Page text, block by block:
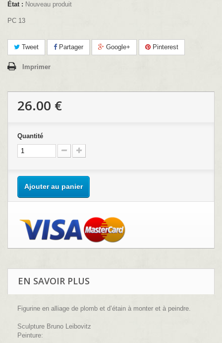
État : Nouveau produit
PC 13
Tweet Partager Google+ Pinterest
Imprimer
26.00 €
Quantité
Ajouter au panier
EN SAVOIR PLUS
Figurine en alliage de plomb et d’étain à monter et à peindre.
Sculpture Bruno Leibovitz
Peinture: